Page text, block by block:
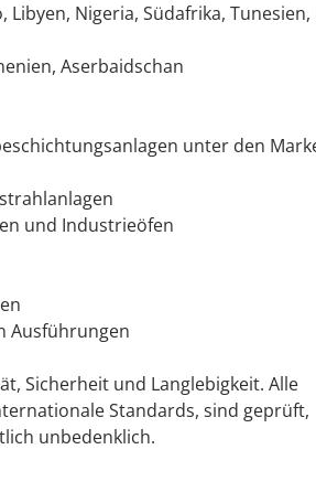
Libyen, Nigeria, Südafrika, Tunesien,
Aserbaidschan
unter den
und Industrieöfen
Ausführungen
Sicherheit und Langlebigkeit. Alle
Standards, sind geprüft,
unbedenklich.